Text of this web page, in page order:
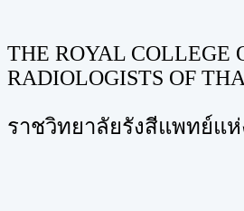
THE ROYAL COLLEGE
RADIOLOGISTS OF
ราชวิทยาลัยรังสีแพทย์แห่